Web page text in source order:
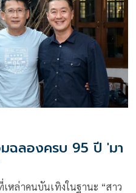
ฉลองครบ 95 ปี 'มา
หล่าคนบันเทิงในฐานะ “สาว